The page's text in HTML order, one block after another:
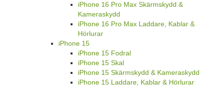
iPhone 16 Pro Max Skärmskydd &
Kameraskydd
iPhone 16 Pro Max Laddare, Kablar &
Hörlurar
iPhone 15
iPhone 15 Fodral
iPhone 15 Skal
iPhone 15 Skärmskydd & Kameraskydd
iPhone 15 Laddare, Kablar & Hörlurar